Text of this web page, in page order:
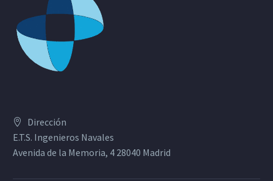
Dirección
E.T.S. Ingenieros Navales
Avenida de la Memoria, 4 28040 Madrid